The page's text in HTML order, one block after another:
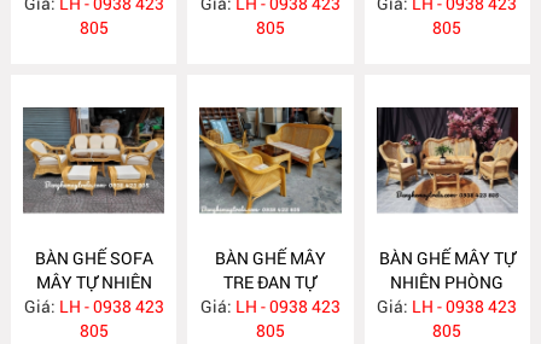
805
805
805
BÀN GHẾ SOFA
MÂY TỰ NHIÊN
PHÒNG KHÁCH
MA624
Giá: LH - 0938 423
805
BÀN GHẾ MÂY
TRE ĐAN TỰ
NHIÊN MA622
Giá: LH - 0938 423
805
BÀN GHẾ MÂY TỰ
NHIÊN PHÒNG
KHÁCH LƯỚI MẮT
CÁO MA621
Giá: LH - 0938 423
805